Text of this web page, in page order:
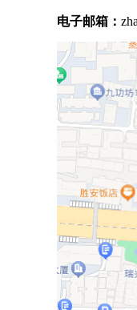
电子邮箱：